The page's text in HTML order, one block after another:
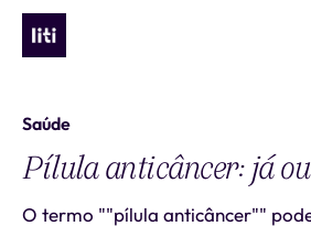
Saúde
Pílula anticâncer: já
O termo ""pílula anticâncer""